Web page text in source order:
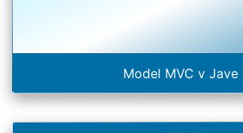
Model MVC v Jave